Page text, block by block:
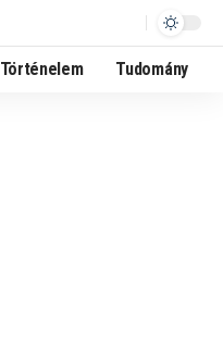
Történelem Tudomány